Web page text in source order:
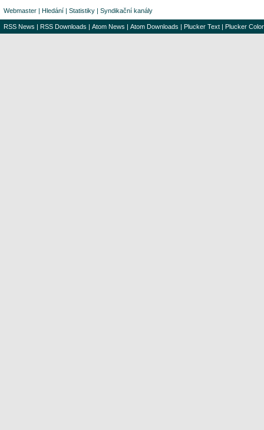
Webmaster | Hledání | Statistiky | Syndikační kanály
RSS News | RSS Downloads | Atom News | Atom Downloads | Plucker Text | Plucker Color